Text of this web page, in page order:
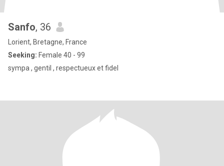
Sanfo, 36
Lorient, Bretagne, France
Seeking: Female 40 - 99
sympa , gentil , respectueux et fidel